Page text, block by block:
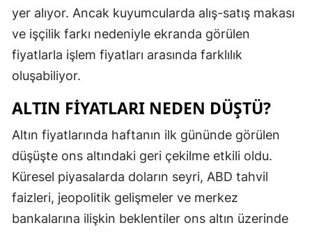
yer alıyor. Ancak kuyumcularda alış-satış makası
ve işçilik farkı nedeniyle ekranda görülen
fiyatlarla işlem fiyatları arasında farklılık
oluşabiliyor.
ALTIN FIYATLARI NEDEN DÜŞTÜ?
Altın fiyatlarında haftanın ilk gününde görülen
düşüşte ons altındaki geri çekilme etkili oldu.
Küresel piyasalarda doların seyri, ABD tahvil
faizleri, jeopolitik gelişmeler ve merkez
bankalarına ilişkin beklentiler ons altın üzerinde